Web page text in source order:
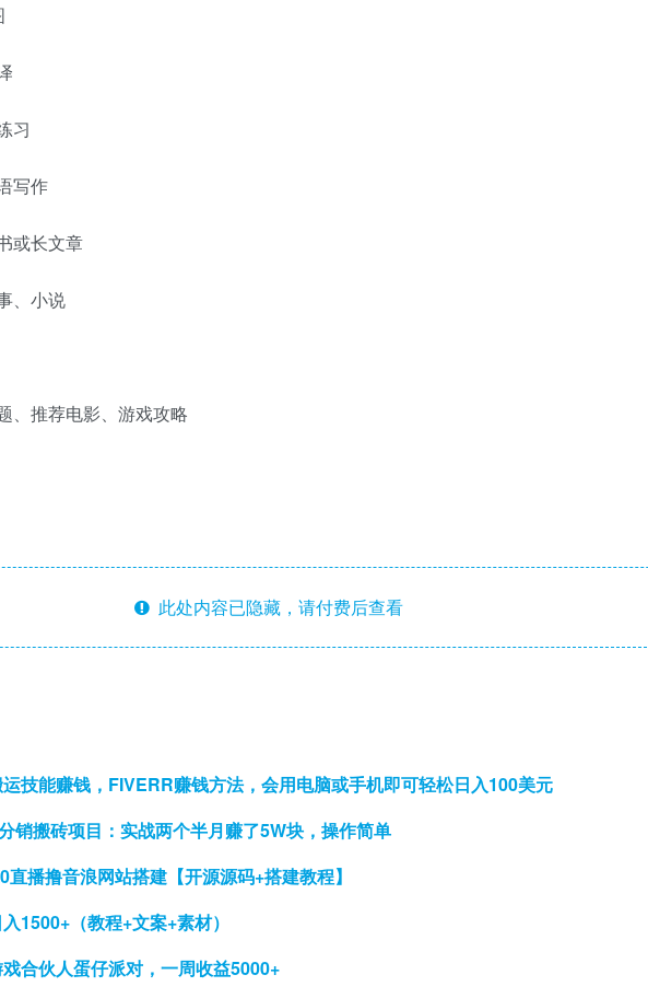
习
写作
或长文章
、小说
、推荐电影、游戏攻略
此处内容已隐藏，请付费后查看
技能赚钱，FIVERR赚钱方法，会用电脑或手机即可轻松日入100美元
销搬砖项目：实战两个半月赚了5W块，操作简单
播撸音浪网站搭建【开源源码+搭建教程】
1500+（教程+文案+素材）
合伙人蛋仔派对，一周收益5000+